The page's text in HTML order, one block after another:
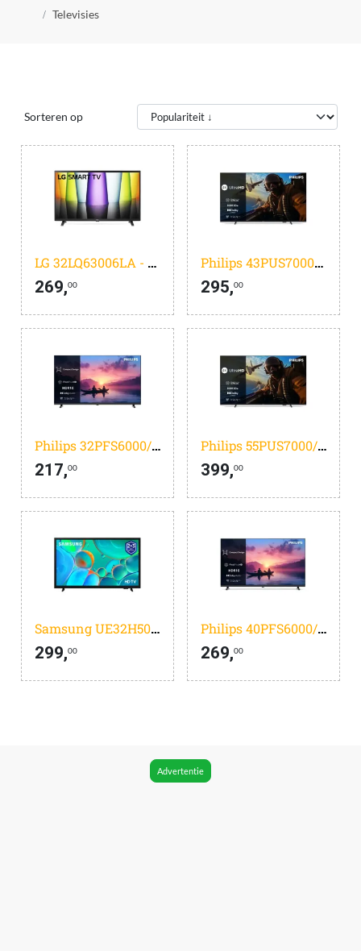
Kruimelpad
Televisies
Sorteren op
LG 32LQ63006LA - 32 inch - Full HD LED - 2022
269,00
Philips 43PUS7000/12 - 43 inch - 4K LED - 2025
295,00
Philips 32PFS6000/12- 32 inch - Full HD LED - 2025
217,00
Philips 55PUS7000/12 - 55 inch - 4K LED - 2025 - Smart TV
399,00
Samsung UE32H5000F - 32 inch - HD LED - 2025
299,00
Philips 40PFS6000/12 - 40 inch - Full HD LED - 2025
269,00
Advertentie